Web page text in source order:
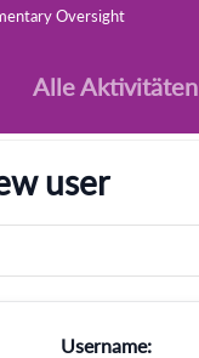
Oversight
Alle Aktivitäten
user
Username: